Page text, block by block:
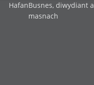
HafanBusnes, diwydiant a
masnach